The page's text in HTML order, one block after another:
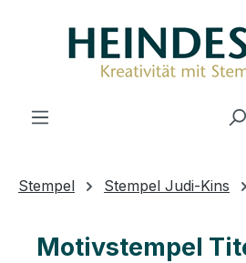
Stempel Stempel Judi-Kins
Motivstempel